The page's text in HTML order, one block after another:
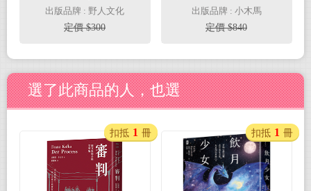
出版品牌 : 野人文化
定價 $300
寫作祕笈+神奇聲音表
演祕笈【小學生最需要
的自信表達工具書】
出版品牌 : 小木馬
定價 $840
選了此商品的人，也選
扣抵 1 冊 扣抵 1 冊